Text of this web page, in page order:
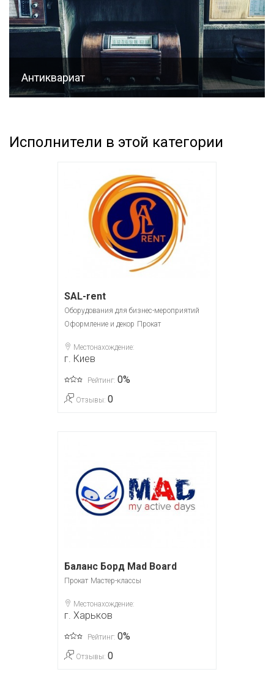
Антиквариат
Исполнители в этой категории
SAL-rent
Оборудования для бизнес-мероприятий
Оформление и декор Прокат
Местонахождение:
г. Киев
Рейтинг: 0%
Отзывы: 0
Баланс Борд Mad Board
Прокат Мастер-классы
Местонахождение:
г. Харьков
Рейтинг: 0%
Отзывы: 0